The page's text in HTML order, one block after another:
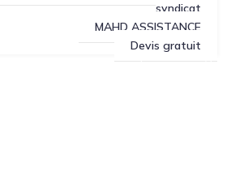
syndicat
MAHD ASSISTANCE
Devis gratuit
Centre de ressources sur la copropriété